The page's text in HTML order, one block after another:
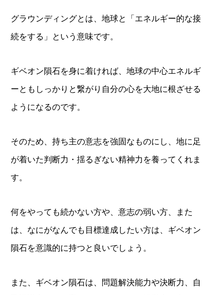
グラウンディングとは、地球と「エネルギー的な接
続をする」という意味です。
ギベオン隕石を身に着ければ、地球の中心エネルギ
ーともしっかりと繋がり自分の心を大地に根ざせる
ようになるのです。
そのため、持ち主の意志を強固なものにし、地に足
が着いた判断力・揺るぎない精神力を養ってくれま
す。
何をやっても続かない方や、意志の弱い方、また
は、なにがなんでも目標達成したい方は、ギベオン
隕石を意識的に持つと良いでしょう。
また、ギベオン隕石は、問題解決能力や決断力、自